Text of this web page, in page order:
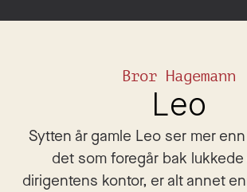
Bror Hagemann
Leo
Sytten år gamle Leo ser mer
det som foregår bak lukkede
dirigentens kontor, er alt annet